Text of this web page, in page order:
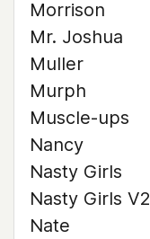
Morrison
Mr. Joshua
Muller
Murph
Muscle-ups
Nancy
Nasty Girls
Nasty Girls V2
Nate